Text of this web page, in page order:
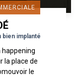
bien implanté
happening
la place de
le